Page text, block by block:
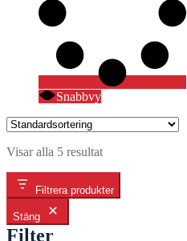
Snabbvy
Visar alla 5 resultat
Filtrera produkter
Stäng
Filter